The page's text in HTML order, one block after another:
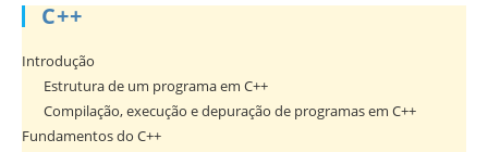
C++
Introdução
Estrutura de um programa em C++
Compilação, execução e depuração de programas em C++
Fundamentos do C++